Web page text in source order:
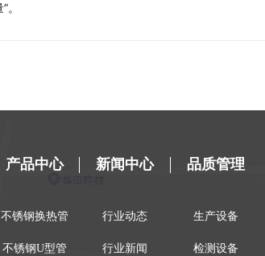
产品中心
不锈钢换热管
不锈钢U型管
新闻中心
行业动态
行业新闻
品质管理
生产设备
检测设备